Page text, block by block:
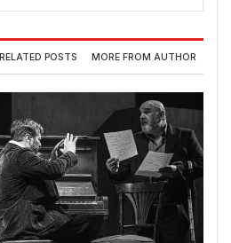
RELATED POSTS MORE FROM AUTHOR